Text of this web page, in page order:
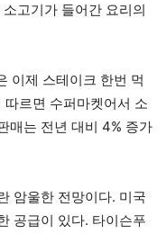
고기가 들어간 요리의
이제 스테이크 한번 먹
따르면 수퍼마켓어서 소
매는 전년 대비 4% 증가
암울한 전망이다. 미국
공급이 있다. 타이슨푸